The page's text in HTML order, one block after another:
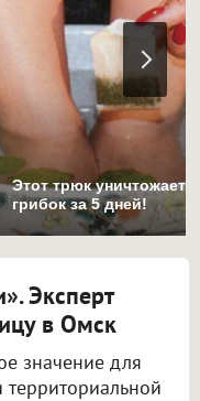
Этот трюк уничтожает
грибок за 5 дней!
Эксперт
в Омск
значение для